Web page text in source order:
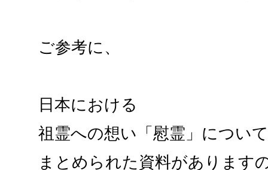
ご参考に、
日本における
祖霊への想い「慰霊」について
まとめられた資料があります